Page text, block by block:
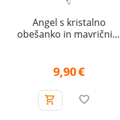
Angel s kristalno
obešanko in mavričnim
9,90€